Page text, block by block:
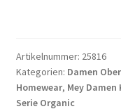
Politica sulla privacy
Menge
Artikelnummer: 25816
Kategorien: Damen
Homewear, Mey
Serie Organic